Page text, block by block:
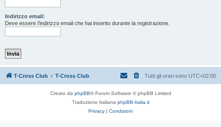
Indirizzo email:
Deve essere l’indirizzo email che hai inserito durante la registrazione.
T-Cross Club T-Cross Club Tutti gli orari sono UTC+02:00
Creato da phpBB® Forum Software © phpBB Limited
Traduzione Italiana phpBB-Italia.it
Privacy | Condizioni